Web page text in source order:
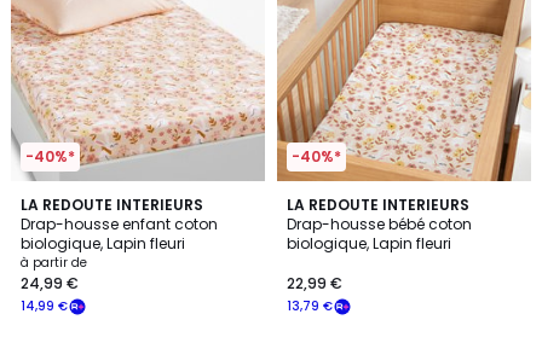
place
7,79
€.
-40%*
LA REDOUTE INTERIEURS
Drap-housse enfant coton
biologique, Lapin fleuri
à partir de
14,99 €
24,99 €
4,7
/ 5
-40%*
LA REDOUTE INTERIEURS
Drap-housse bébé coton
biologique, Lapin fleuri
13,79 €
22,99 €